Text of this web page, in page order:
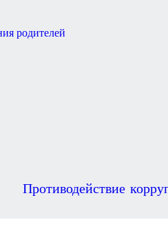
Противодействие